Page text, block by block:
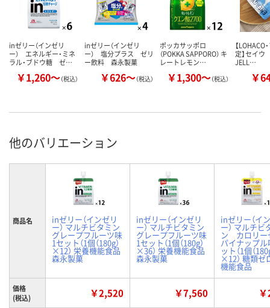
inゼリー（インゼリ
ー） エネルギー・ミネ
ラル・ブドウ糖 ゼ…
￥1,260～（税込）
inゼリー（インゼリ
ー） 塩分プラス ゼリ
ー飲料 森永製菓
￥626～（税込）
ポッカサッポロ
（POKKA SAPPORO） キ
レートレモン…
￥1,300～（税込）
【LOHACO
定】セイウ
JELL…
￥
他のバリエーション
商品名 inゼリー（インゼリ
ー） マルチビタミン
グレープフルーツ味
1セット（1個（180g）
×12） 栄養機能食品
森永製菓
inゼリー（インゼリ
ー） マルチビタミン
グレープフルーツ味
1セット（1個（180g）
×36） 栄養機能食品
森永製菓
inゼリー（イ
ー） マルチビ
ン カロリー
パイナップル
ット（1個（
×12） 糖類ゼ
機能食品
価格
(税込)
￥2,520 ￥7,560